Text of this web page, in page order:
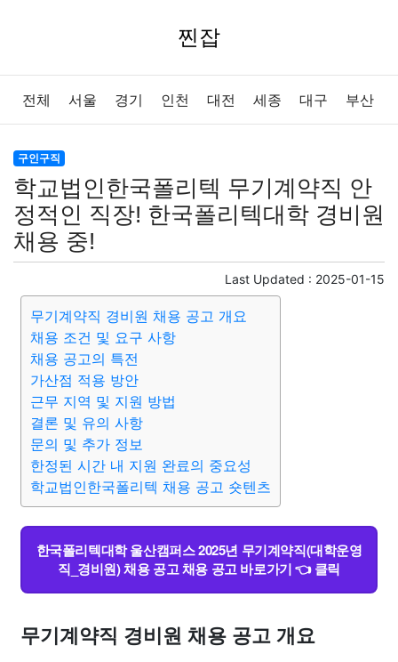
찐잡
전체 서울 경기 인천 대전 세종 대구 부산
울산
전남 제주
구인구직
학교법인한국폴리텍 무기계약직 안
정적인 직장! 한국폴리텍대학 경비원
채용 중!
Last Updated : 2025-01-15
무기계약직 경비원 채용 공고 개요
채용 조건 및 요구 사항
채용 공고의 특전
가산점 적용 방안
근무 지역 및 지원 방법
결론 및 유의 사항
문의 및 추가 정보
한정된 시간 내 지원 완료의 중요성
학교법인한국폴리텍 채용 공고 숏텐츠
한국폴리텍대학 울산캠퍼스 2025년 무기계약직(대학운영
직_경비원) 채용 공고 채용 공고 바로가기 👈 클릭
무기계약직 경비원 채용 공고 개요